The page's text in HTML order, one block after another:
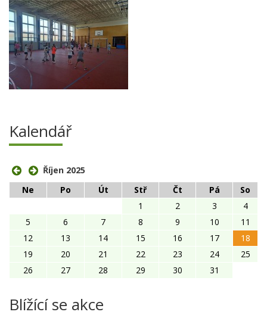
Kalendář
Říjen 2025
Ne
Po Út Stř Čt Pá
So
1
2 3
4
5
6 7 8 9 10
11
12
13 14 15 16 17
18
19
20 21 22 23 24
25
26
27 28 29 30 31
Blížící se akce